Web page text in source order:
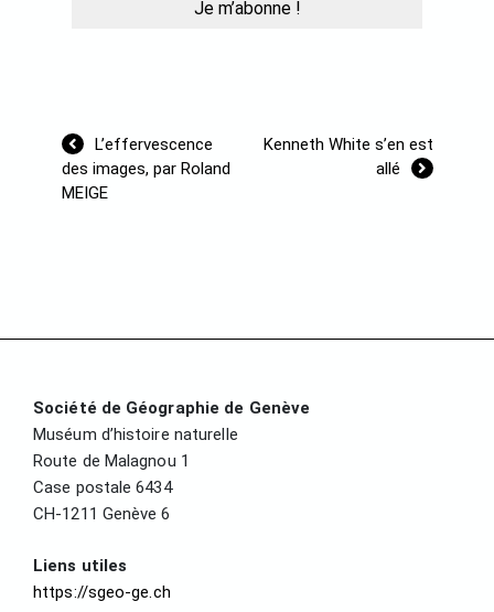
Navigation
de
l’article
L’effervescence
des images, par Roland
MEIGE
Kenneth White s’en est
allé
Société de Géographie de Genève
Muséum d’histoire naturelle
Route de Malagnou 1
Case postale 6434
CH-1211 Genève 6
Liens utiles
https://sgeo-ge.ch